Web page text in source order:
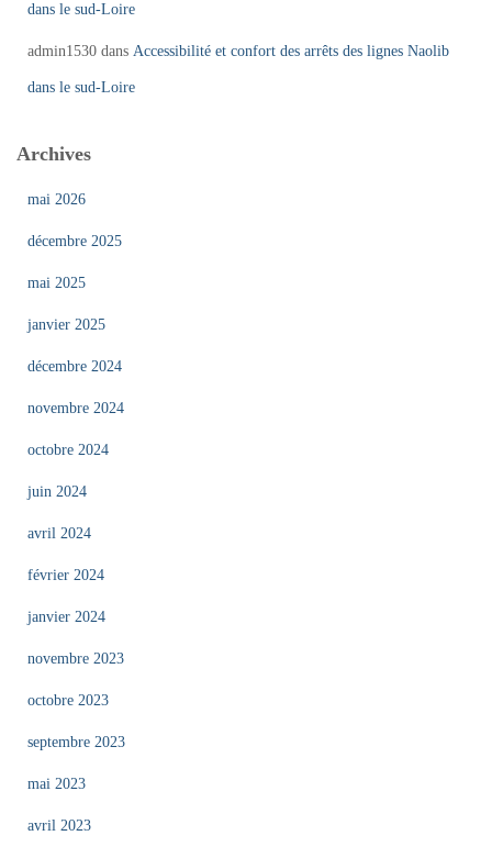
dans le sud-Loire
admin1530 dans Accessibilité et confort des arrêts des lignes Naolib
dans le sud-Loire
Archives
mai 2026
décembre 2025
mai 2025
janvier 2025
décembre 2024
novembre 2024
octobre 2024
juin 2024
avril 2024
février 2024
janvier 2024
novembre 2023
octobre 2023
septembre 2023
mai 2023
avril 2023